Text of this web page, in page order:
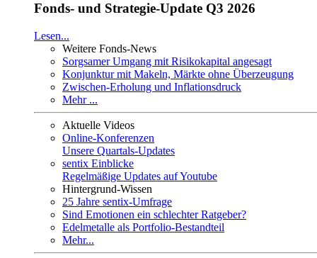
Fonds- und Strategie-Update Q3 2026
Lesen...
Weitere Fonds-News
Sorgsamer Umgang mit Risikokapital angesagt
Konjunktur mit Makeln, Märkte ohne Überzeugung
Zwischen-Erholung und Inflationsdruck
Mehr ...
Aktuelle Videos
Online-Konferenzen
Unsere Quartals-Updates
sentix Einblicke
Regelmäßige Updates auf Youtube
Hintergrund-Wissen
25 Jahre sentix-Umfrage
Sind Emotionen ein schlechter Ratgeber?
Edelmetalle als Portfolio-Bestandteil
Mehr...